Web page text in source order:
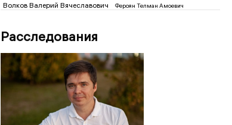
Волков Валерий Вячеславович Фероян Телман Амоевич
Расследования